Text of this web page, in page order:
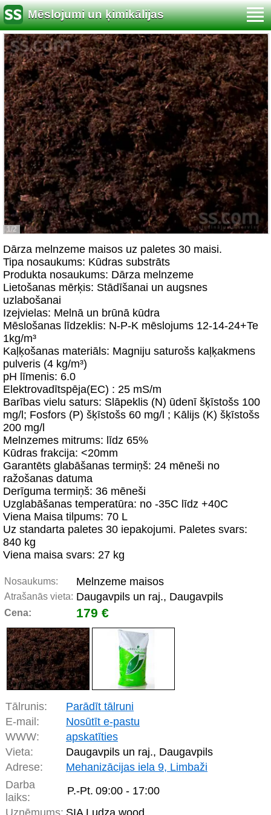
Mēslojumi un ķimikālijas
1/2
Dārza melnzeme maisos uz paletes 30 maisi.
Tipa nosaukums: Kūdras substrāts
Produkta nosaukums: Dārza melnzeme
Lietošanas mērķis: Stādīšanai un augsnes
uzlabošanai
Izejvielas: Melnā un brūnā kūdra
Mēslošanas līdzeklis: N-P-K mēslojums 12-14-24+Te
1kg/m³
Kaļķošanas materiāls: Magniju saturošs kaļķakmens
pulveris (4 kg/m³)
pH līmenis: 6.0
Elektrovadītspēja(EC) : 25 mS/m
Barības vielu saturs: Slāpeklis (N) ūdenī šķīstošs 100
mg/l; Fosfors (P) šķīstošs 60 mg/l ; Kālijs (K) šķīstošs
200 mg/l
Melnzemes mitrums: līdz 65%
Kūdras frakcija: <20mm
Garantēts glabāšanas termiņš: 24 mēneši no
ražošanas datuma
Derīguma termiņš: 36 mēneši
Uzglabāšanas temperatūra: no -35C līdz +40C
Viena Maisa tilpums: 70 L
Uz standarta paletes 30 iepakojumi. Paletes svars:
840 kg
Viena maisa svars: 27 kg
Nosaukums: Melnzeme maisos
Atrašanās vieta: Daugavpils un raj., Daugavpils
Cena: 179 €
Tālrunis:
Parādīt tālruni
E-mail:
Nosūtīt e-pastu
WWW:
apskatīties
Vieta:
Daugavpils un raj., Daugavpils
Adrese:
Mehanizācijas iela 9, Limbaži
Darba
laiks:
P.-Pt. 09:00 - 17:00